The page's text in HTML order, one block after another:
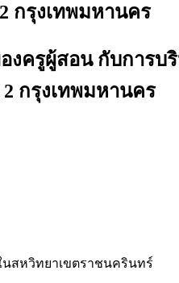
กรุงเทพมหานคร
ครูผู้สอน กับการ
กรุงเทพมหานคร
สหวิทยาเขตราชนครินทร์